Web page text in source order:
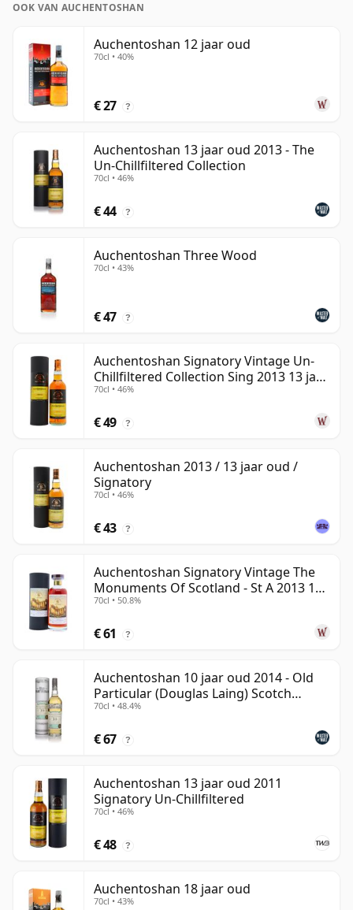
OOK VAN AUCHENTOSHAN
Auchentoshan 12 jaar oud
70cl • 40%
€ 27 ?
Auchentoshan 13 jaar oud 2013 - The
Un-Chillfiltered Collection
70cl • 46%
€ 44 ?
Auchentoshan Three Wood
70cl • 43%
€ 47 ?
Auchentoshan Signatory Vintage Un-
Chillfiltered Collection Sing 2013 13 jaar
oud
70cl • 46%
€ 49 ?
Auchentoshan 2013 / 13 jaar oud /
Signatory
70cl • 46%
€ 43 ?
Auchentoshan Signatory Vintage The
Monuments Of Scotland - St A 2013 13
jaar oud
70cl • 50.8%
€ 61 ?
Auchentoshan 10 jaar oud 2014 - Old
Particular (Douglas Laing) Scotch
Whisky
70cl • 48.4%
€ 67 ?
Auchentoshan 13 jaar oud 2011
Signatory Un-Chillfiltered
70cl • 46%
€ 48 ?
Auchentoshan 18 jaar oud
70cl • 43%